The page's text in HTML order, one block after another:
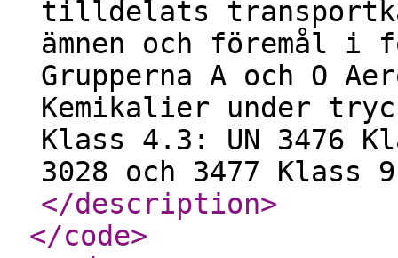
tilldelats
ämnen och föremål
Grupperna A och O
Kemikalier under
Klass 4.3: UN 3476
3028 och 3477 Klass
</description>
</code>